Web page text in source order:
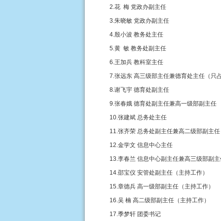
2.花 梅 党政办副主任
3.朱晓敏 党政办副主任
4.殷小波 教务处主任
5.黄 敏 教务处副主任
6.王加兵 教科室主任
7.张远东 高三级部主任兼德育处主任（只
8.谢飞宇 德育处副主任
9.张春娥 德育处副主任兼高一级部副主任
10.张建斌 总务处主任
11.张齐荣 总务处副主任兼高二级部副主任
12.金学文 信息中心主任
13.李春兰 信息中心副主任兼高三级部副
14.邵宝仪 安管处副主任（主持工作）
15.章德兵 高一级部副主任（主持工作）
16.吴 楠 高二级部副主任（主持工作）
17.季梦轩 团委书记